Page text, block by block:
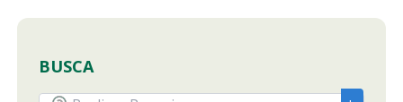
BUSCA